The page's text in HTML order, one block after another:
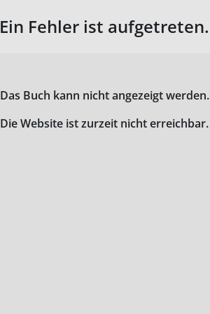
Ein Fehler ist aufgetreten.
Das Buch kann nicht angezeigt werden.
Die Website ist zurzeit nicht erreichbar.